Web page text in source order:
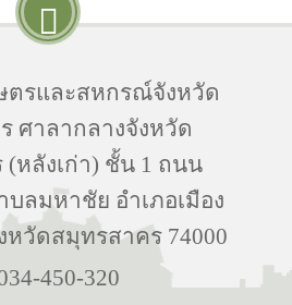
ตรและสหกรณ์จังหวัด
ศาลากลางจังหวัด
หลังเก่า) ชั้น 1 ถนน
บลมหาชัย อำเภอเมือง
หวัดสมุทรสาคร 74000
450-320